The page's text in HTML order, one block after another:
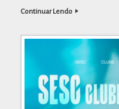
Continuar Lendo